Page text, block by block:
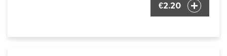
€2.20